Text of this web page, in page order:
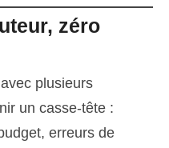
zéro
plusieurs
un casse-tête :
erreurs de